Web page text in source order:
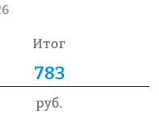
Итог
руб.